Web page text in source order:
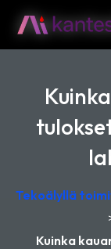
Tekoälyllä
Kuinka